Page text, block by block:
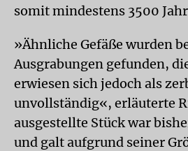
somit mindestens 3500
»Ähnliche Gefäße wurden
Ausgrabungen gefunden,
erwiesen sich jedoch als
unvollständig«, erläuterte
ausgestellte Stück war
und galt aufgrund seiner